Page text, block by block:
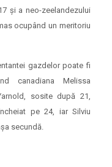
și a neo-zeelandezului
ocupând un meritoriu
gazdelor poate fi
canadiana Melissa
sosite după 21,
pe 24, iar Silviu
secundă.